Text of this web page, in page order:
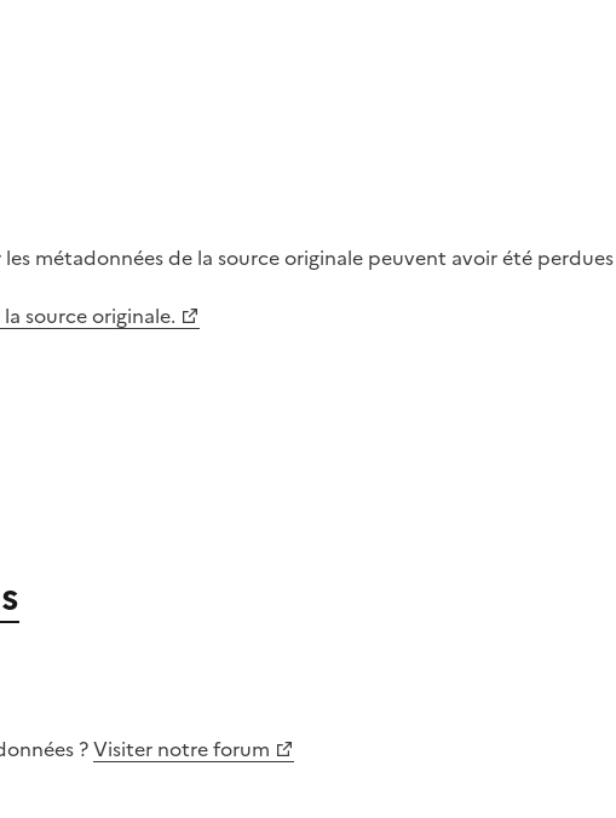
métadonnées de la source originale peuvent avoir été
source originale.
?Visiter notre forum